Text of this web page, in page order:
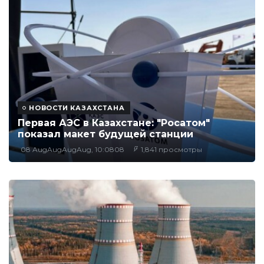
НОВОСТИ КАЗАХСТАНА
Первая АЭС в Казахстане: "Росатом"
показал макет будущей станции
08 AugAugAugAug, 10:0808 1,841 просмотры